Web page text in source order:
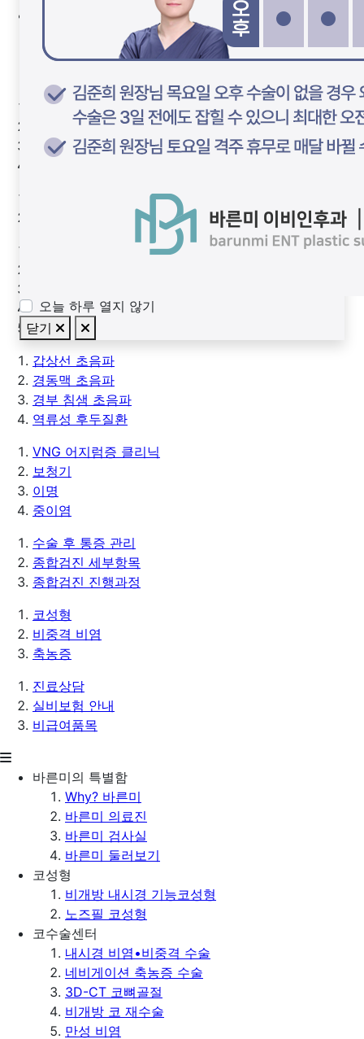
실비보험 안내
Why? 바른미
바른미 의료진
바른미 검사실
비개방 내시경 기능코성형
내시경 비염•비중격 수술
비개방 코 재수술
만성 비염
갑상선 초음파
경동맥 초음파
경부 침샘 초음파
역류성 후두질환
VNG 어지럼증 클리닉
보청기
이명
중이염
수술 후 통증 관리
종합검진 세부항목
종합검진 진행과정
코성형
비중격 비염
축농증
진료상담
실비보험 안내
비급여품목
바른미의 특별함
Why? 바른미
바른미 의료진
바른미 검사실
바른미 둘러보기
코성형
비개방 내시경 기능코성형
노즈필 코성형
코수술센터
내시경 비염•비중격 수술
네비게이션 축농증 수술
3D-CT 코뼈골절
비개방 코 재수술
만성 비염
오늘 하루 열지 않기
닫기